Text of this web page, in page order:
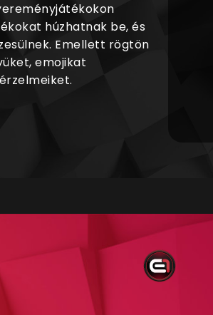
húzhatnak be, és
Emellett rögtön
emojikat